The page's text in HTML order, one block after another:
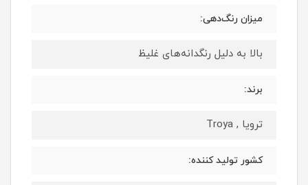
میزان رنگ‌دهی:
بالا به دلیل رنگدانه‌های غلیظ
برند:
ترویا , Troya
کشور تولید کننده: